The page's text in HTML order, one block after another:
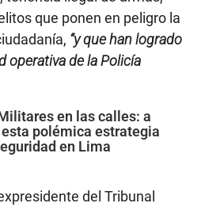
que ponen en peligro la
“y que han logrado
operativa de la Policía
en las calles: a
polémica estrategia
en Lima
del Tribunal